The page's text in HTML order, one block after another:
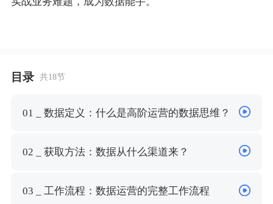
目录 共18节
01 _ 数据定义：什么是高阶运营的数据思维？
02 _ 获取方法：数据从什么渠道来？
03 _ 工作流程：数据运营的完整工作流程